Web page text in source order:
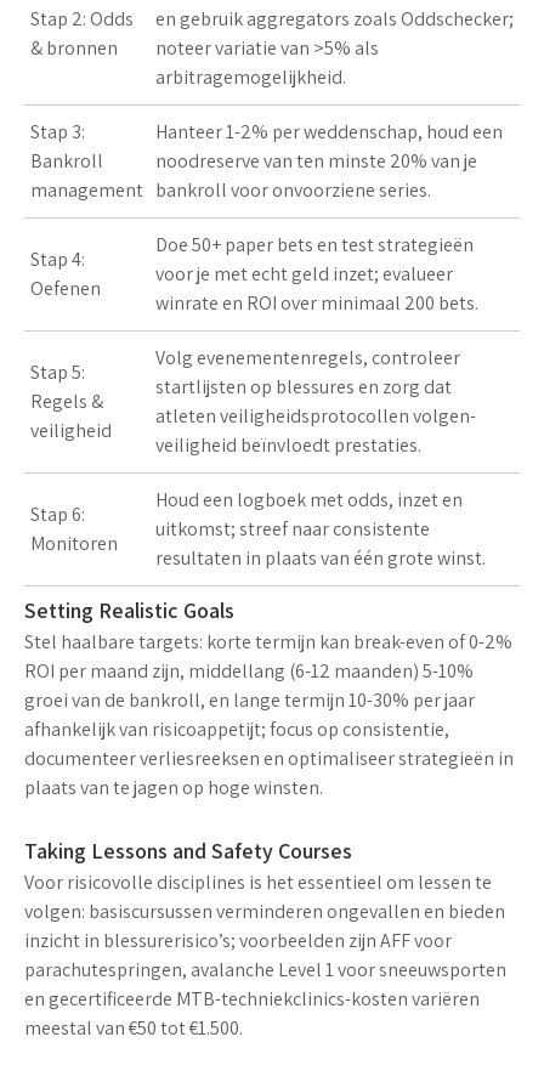
Stap 2: Odds
& bronnen
en gebruik aggregators zoals Oddschecker;
noteer variatie van >5% als
arbitragemogelijkheid.
Stap 3:
Bankroll
management
Hanteer 1-2% per weddenschap, houd een
noodreserve van ten minste 20% van je
bankroll voor onvoorziene series.
Stap 4:
Oefenen
Doe 50+ paper bets en test strategieën
voor je met echt geld inzet; evalueer
winrate en ROI over minimaal 200 bets.
Stap 5:
Regels &
veiligheid
Volg evenementenregels, controleer
startlijsten op blessures en zorg dat
atleten veiligheidsprotocollen volgen-
veiligheid beïnvloedt prestaties.
Stap 6:
Monitoren
Houd een logboek met odds, inzet en
uitkomst; streef naar consistente
resultaten in plaats van één grote winst.
Setting Realistic Goals
Stel haalbare targets: korte termijn kan break-even of 0-2%
ROI per maand zijn, middellang (6-12 maanden) 5-10%
groei van de bankroll, en lange termijn 10-30% per jaar
afhankelijk van risicoappetijt; focus op consistentie,
documenteer verliesreeksen en optimaliseer strategieën in
plaats van te jagen op hoge winsten.
Taking Lessons and Safety Courses
Voor risicovolle disciplines is hetessentieel om lessen te
volgen: basiscursussen verminderen ongevallen en bieden
inzicht in blessurerisico’s; voorbeelden zijn AFF voor
parachutespringen, avalanche Level 1 voor sneeuwsporten
en gecertificeerde MTB-techniekclinics-kosten variëren
meestal van €50 tot €1.500.